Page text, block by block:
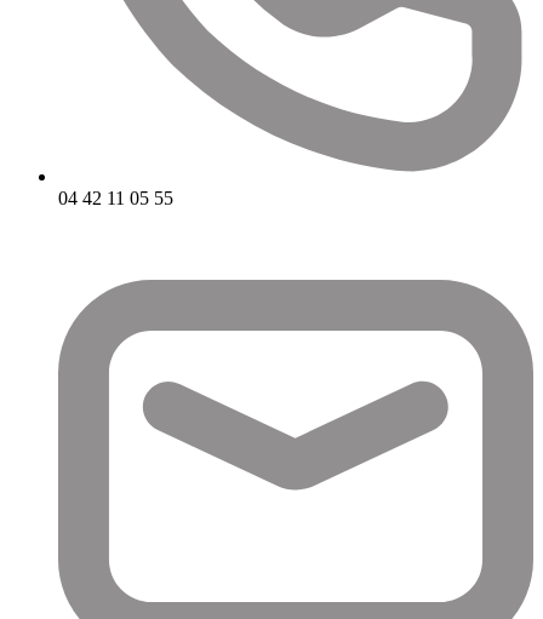
04 42 11 05 55